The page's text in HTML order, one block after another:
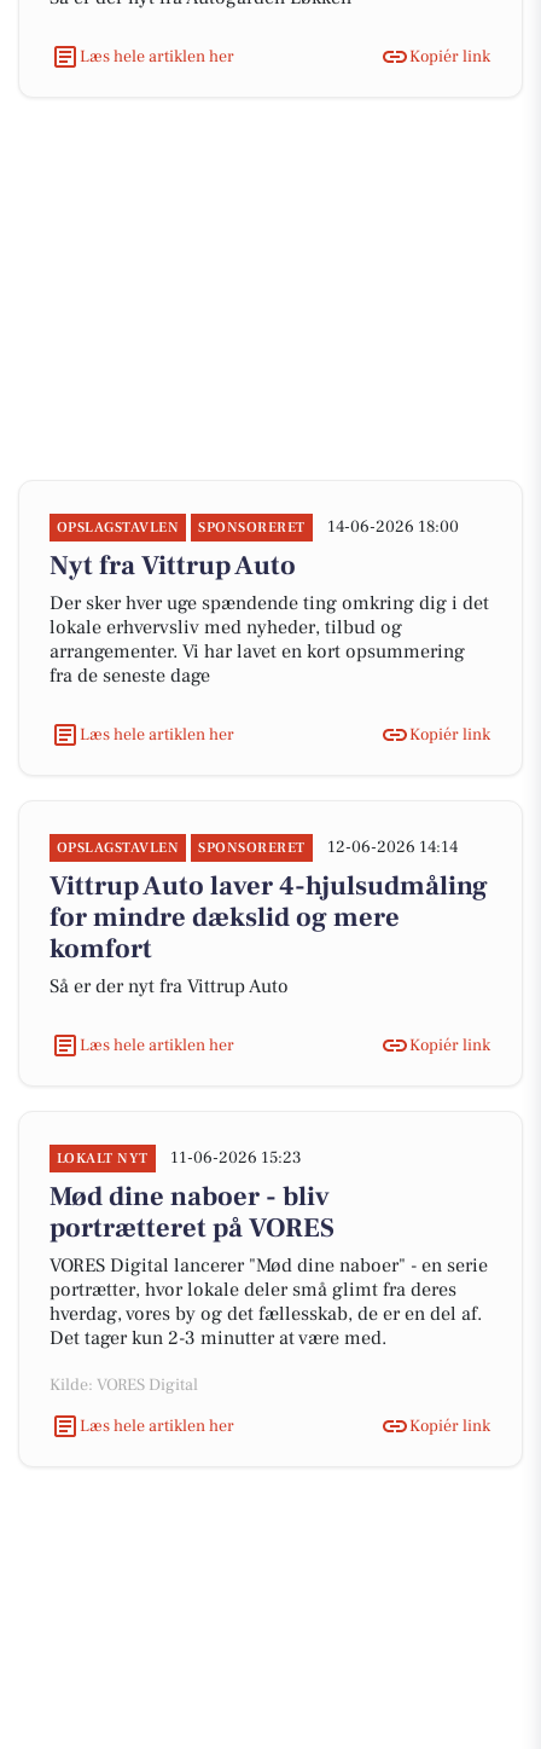
Læs hele artiklen her Kopiér link
OPSLAGSTAVLEN SPONSORERET 14-06-2026 18:00
Nyt fra Vittrup Auto
Der sker hver uge spændende ting omkring dig i det
lokale erhvervsliv med nyheder, tilbud og
arrangementer. Vi har lavet en kort opsummering
fra de seneste dage
Læs hele artiklen her Kopiér link
OPSLAGSTAVLEN SPONSORERET 12-06-2026 14:14
Vittrup Auto laver 4-hjulsudmåling
for mindre dækslid og mere
komfort
Så er der nyt fra Vittrup Auto
Læs hele artiklen her Kopiér link
LOKALT NYT 11-06-2026 15:23
Mød dine naboer - bliv
portrætteret på VORES
VORES Digital lancerer "Mød dine naboer" - en serie
portrætter, hvor lokale deler små glimt fra deres
hverdag, vores by og det fællesskab, de er en del af.
Det tager kun 2-3 minutter at være med.
Kilde: VORES Digital
Læs hele artiklen her
Kopiér link